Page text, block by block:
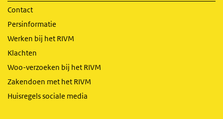
Contact
Persinformatie
Werken bij het RIVM
Klachten
Woo-verzoeken bij het RIVM
Zakendoen met het RIVM
Huisregels sociale media